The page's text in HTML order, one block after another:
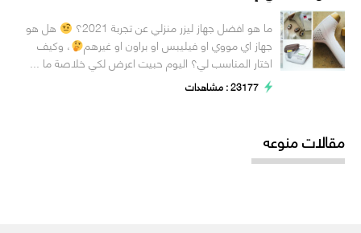
ما هو افضل جهاز ليزر منزلي عن تجربة 2021؟
هل هو
جهاز اي مووي او فيليبس او براون او غيرهم
، وكيف
اختار المناسب لي؟ اليوم حبيت اعرض لكي خلاصة ما ...
23177 : مشاهدات
مقالات منوعه